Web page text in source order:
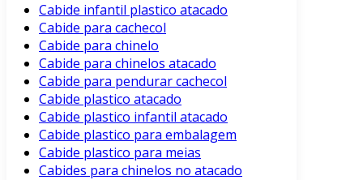
Cabide infantil plastico atacado
Cabide para cachecol
Cabide para chinelo
Cabide para chinelos atacado
Cabide para pendurar cachecol
Cabide plastico atacado
Cabide plastico infantil atacado
Cabide plastico para embalagem
Cabide plastico para meias
Cabides para chinelos no atacado